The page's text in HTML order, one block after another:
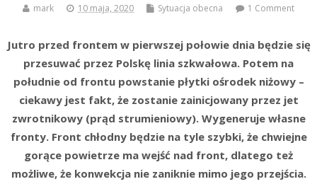
mark 10 maja, 2020 Sytuacja obecna 1 Comment
Jutro przed frontem w pierwszej połowie dnia będzie się
przesuwać przez Polskę linia szkwałowa. Potem na
południe od frontu powstanie płytki ośrodek niżowy –
ciekawy jest fakt, że zostanie zainicjowany przez jet
zwrotnikowy (prąd strumieniowy). Wygeneruje własne
fronty. Front chłodny będzie na tyle szybki, że chwiejne
gorące powietrze ma wejść nad front, dlatego też
możliwe, że konwekcja nie zaniknie mimo jego przejścia.